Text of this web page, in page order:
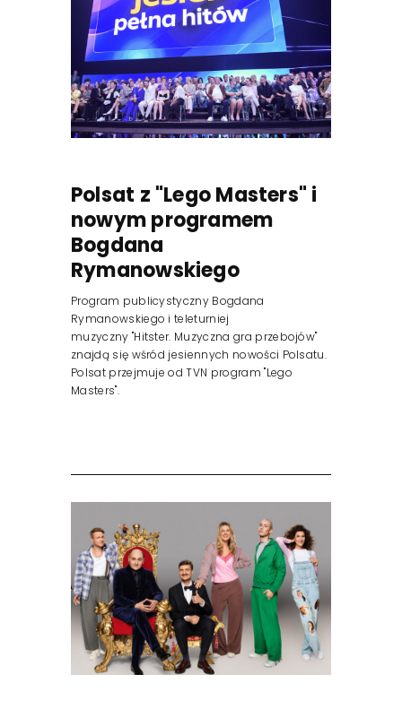
Polsat z "Lego Masters" i
nowym programem
Bogdana
Rymanowskiego
Program publicystyczny Bogdana
Rymanowskiego i teleturniej
muzyczny "Hitster. Muzyczna gra przebojów"
znajdą się wśród jesiennych nowości Polsatu.
Polsat przejmuje od TVN program "Lego
Masters".